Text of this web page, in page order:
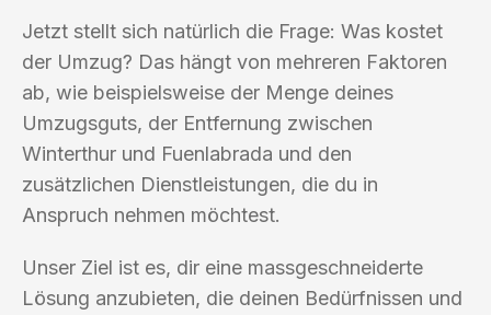
Jetzt stellt sich natürlich die Frage: Was kostet
der Umzug? Das hängt von mehreren Faktoren
ab, wie beispielsweise der Menge deines
Umzugsguts, der Entfernung zwischen
Winterthur und Fuenlabrada und den
zusätzlichen Dienstleistungen, die du in
Anspruch nehmen möchtest.
Unser Ziel ist es, dir eine massgeschneiderte
Lösung anzubieten, die deinen Bedürfnissen und